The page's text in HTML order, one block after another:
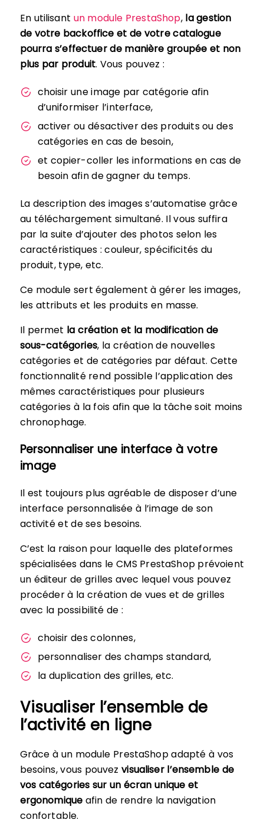
En utilisant un module PrestaShop, la gestion
de votre backoffice et de votre catalogue
pourra s’effectuer de manière groupée et non
plus par produit. Vous pouvez :
choisir une image par catégorie afin
d’uniformiser l’interface,
activer ou désactiver des produits ou des
catégories en cas de besoin,
et copier-coller les informations en cas de
besoin afin de gagner du temps.
La description des images s’automatise grâce
au téléchargement simultané. Il vous suffira
par la suite d’ajouter des photos selon les
caractéristiques : couleur, spécificités du
produit, type, etc.
Ce module sert également à gérer les images,
les attributs et les produits en masse.
Il permet la création et la modification de
sous-catégories, la création de nouvelles
catégories et de catégories par défaut. Cette
fonctionnalité rend possible l’application des
mêmes caractéristiques pour plusieurs
catégories à la fois afin que la tâche soit moins
chronophage.
Personnaliser une interface à votre
image
Il est toujours plus agréable de disposer d’une
interface personnalisée à l’image de son
activité et de ses besoins.
C’est la raison pour laquelle des plateformes
spécialisées dans le CMS PrestaShop prévoient
un éditeur de grilles avec lequel vous pouvez
procéder à la création de vues et de grilles
avec la possibilité de :
choisir des colonnes,
personnaliser des champs standard,
la duplication des grilles, etc.
Visualiser l’ensemble de
l’activité en ligne
Grâce à un module PrestaShop adapté à vos
besoins, vous pouvezvisualiser l’ensemble de
vos catégories sur un écran unique et
ergonomique afin de rendre la navigation
confortable.